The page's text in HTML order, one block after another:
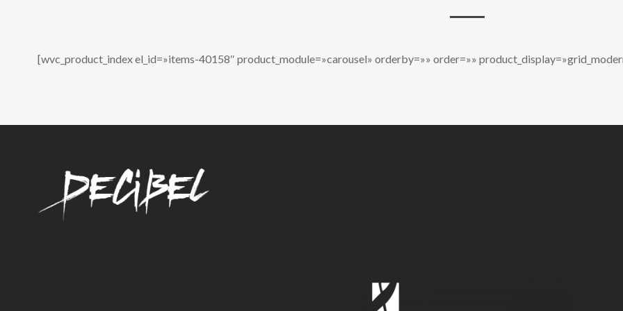
[wvc_product_index el_id=»items-40158″ product_module=»carousel» orderby=»» order=»»